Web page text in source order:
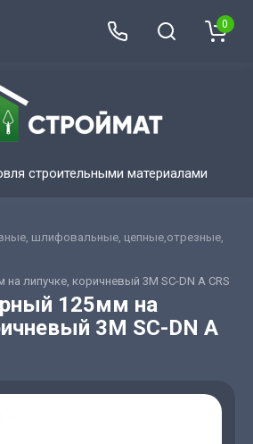
строительными материалами
0
шлифовальные, цепные,отрезные,
липучке, коричневый 3М SC-DN A CRS
125мм на
3М SC-DN A